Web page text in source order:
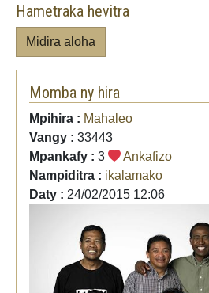
Hametraka hevitra
Midira aloha
Momba ny hira
Mpihira : Mahaleo
Vangy : 33443
Mpankafy : 3
Ankafizo
Nampiditra : ikalamako
Daty : 24/02/2015 12:06